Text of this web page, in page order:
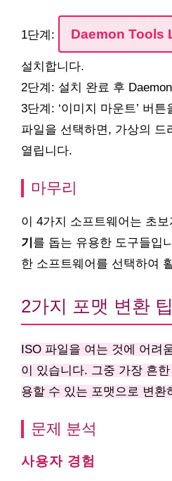
1단계: Daemon Tools
설치합니다.
2단계: 설치 완료 후
3단계: ‘이미지 마운트’ 버
파일을 선택하면, 가상의 드
열립니다.
마무리
이 4가지 소프트웨어는 초보
기 를 돕는 유용한 도구들입
한 소프트웨어를 선택하여
2가지 포맷 변환 팁
ISO 파일을 여는 것에 어려
이 있습니다. 그중 가장 흔
용할 수 있는 포맷으로 변환
문제 분석
사용자 경험